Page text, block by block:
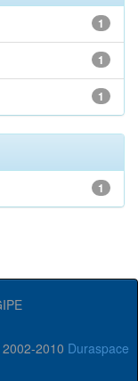
1
1
1
1
2010 Duraspace